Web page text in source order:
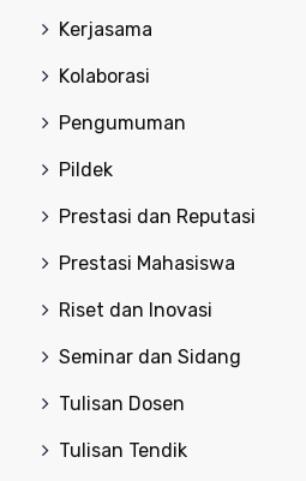
Kerjasama
Kolaborasi
Pengumuman
Pildek
Prestasi dan Reputasi
Prestasi Mahasiswa
Riset dan Inovasi
Seminar dan Sidang
Tulisan Dosen
Tulisan Tendik